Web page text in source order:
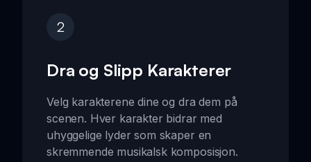
2
Dra og Slipp Karakterer
Velg karakterene dine og dra dem på
scenen. Hver karakter bidrar med
uhyggelige lyder som skaper en
skremmende musikalsk komposisjon.